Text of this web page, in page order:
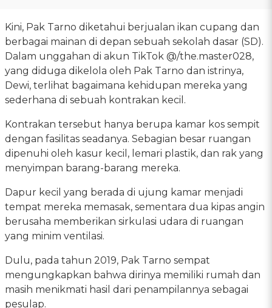
Kini, Pak Tarno diketahui berjualan ikan cupang dan
berbagai mainan di depan sebuah sekolah dasar (SD).
Dalam unggahan di akun TikTok @/the.master028,
yang diduga dikelola oleh Pak Tarno dan istrinya,
Dewi, terlihat bagaimana kehidupan mereka yang
sederhana di sebuah kontrakan kecil.
Kontrakan tersebut hanya berupa kamar kos sempit
dengan fasilitas seadanya. Sebagian besar ruangan
dipenuhi oleh kasur kecil, lemari plastik, dan rak yang
menyimpan barang-barang mereka.
Dapur kecil yang berada di ujung kamar menjadi
tempat mereka memasak, sementara dua kipas angin
berusaha memberikan sirkulasi udara di ruangan
yang minim ventilasi.
Dulu, pada tahun 2019, Pak Tarno sempat
mengungkapkan bahwa dirinya memiliki rumah dan
masih menikmati hasil dari penampilannya sebagai
pesulap.